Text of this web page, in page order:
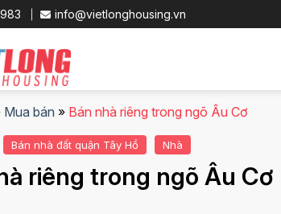
info@vietlonghousing.vn
Mua bán » Bán nhà riêng trong ngõ Âu Cơ
Bán nhà đất quận Tây Hồ Nhà
riêng trong ngõ Âu Cơ